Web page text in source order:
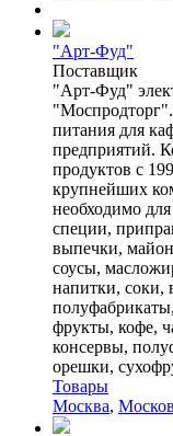
"Арт-Фуд"
Поставщик
"Арт-Фуд"
питания для
предприятий.
продуктов с
крупнейших
необходимо
специи,
выпечки,
соусы,
напитки, соки,
фрукты, кофе,
консервы,
орешки,
Товары
Москва,